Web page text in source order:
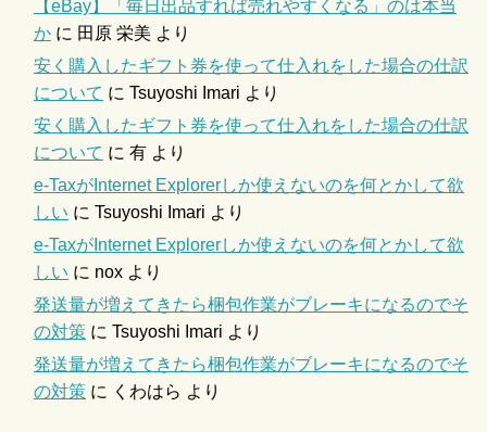
【eBay】「毎日出品すれば売れやすくなる」のは本当
か に 田原 栄美 より
安く購入したギフト券を使って仕入れをした場合の仕訳
について に Tsuyoshi Imari より
安く購入したギフト券を使って仕入れをした場合の仕訳
について に 有 より
e-TaxがInternet Explorerしか使えないのを何とかして欲
しい に Tsuyoshi Imari より
e-TaxがInternet Explorerしか使えないのを何とかして欲
しい に nox より
発送量が増えてきたら梱包作業がブレーキになるのでそ
の対策 に Tsuyoshi Imari より
発送量が増えてきたら梱包作業がブレーキになるのでそ
の対策 に くわはら より